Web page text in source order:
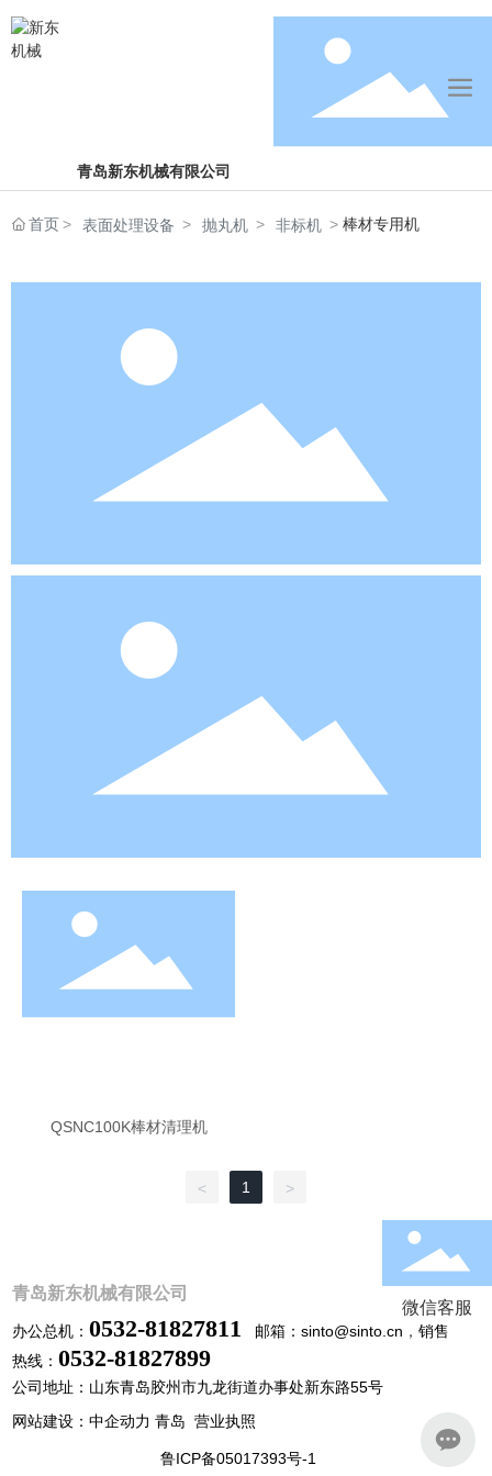
青岛新东机械有限公司
首页 表面处理设备 抛丸机 非标机 棒材专用机
QSNC100K棒材清理机
< 1 >
微信客服
青岛新东机械有限公司
办公总机：0532-81827811 邮箱：sinto@sinto.cn ，销售
热线：0532-81827899
公司地址：山东青岛胶州市九龙街道办事处新东路55号
网站建设：中企动力 青岛 营业执照
鲁ICP备05017393号-1